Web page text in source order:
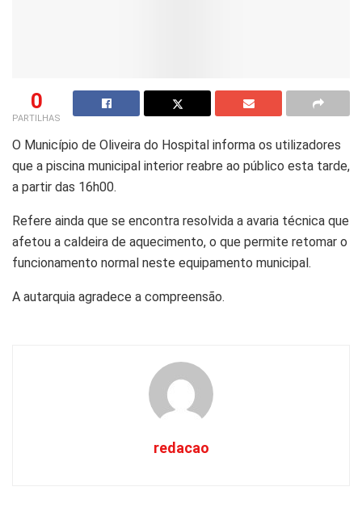
0
PARTILHAS
O Município de Oliveira do Hospital informa os utilizadores
que a piscina municipal interior reabre ao público esta tarde,
a partir das 16h00.
Refere ainda que se encontra resolvida a avaria técnica que
afetou a caldeira de aquecimento, o que permite retomar o
funcionamento normal neste equipamento municipal.
A autarquia agradece a compreensão.
redacao